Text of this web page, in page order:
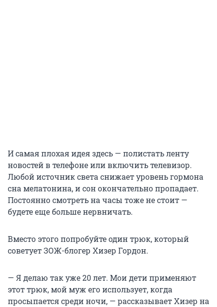
И самая плохая идея здесь — полистать ленту
новостей в телефоне или включить телевизор.
Любой источник света снижает уровень гормона
сна мелатонина, и сон окончательно пропадает.
Постоянно смотреть на часы тоже не стоит —
будете еще больше нервничать.
Вместо этого попробуйте один трюк, который
советует ЗОЖ-блогер Хизер Гордон.
— Я делаю так уже 20 лет. Мои дети применяют
этот трюк, мой муж его использует, когда
просыпается среди ночи, — рассказывает Хизер на